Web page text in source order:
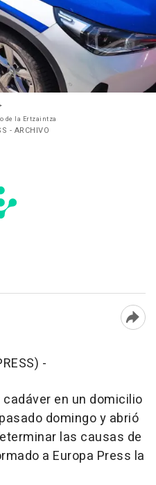
de la Ertzaintza
- ARCHIVO
-
en un domicilio
domingo y abrió
las causas de
a Europa Press la